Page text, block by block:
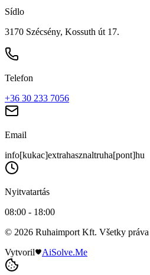
Sídlo
3170 Szécsény, Kossuth út 17.
Telefon
+36 30 233 7056
Email
info[kukac]extrahasznaltruha[pont]hu
Nyitvatartás
08:00 - 18:00
© 2026 Ruhaimport Kft. Všetky práva
Vytvoril
AiSolve.Me